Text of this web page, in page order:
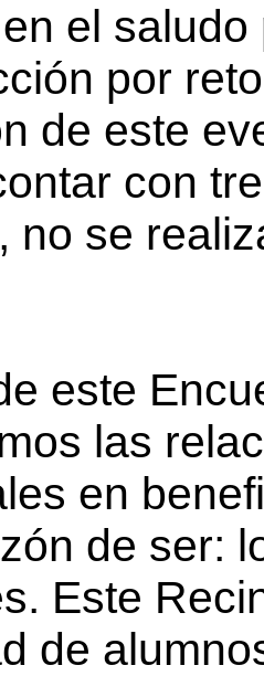
el
por
de este
con
no se
este
las
en
de ser:
Este
de